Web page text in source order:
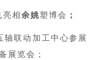
相余姚塑博会 ；
联动加工中心参展
展览会；